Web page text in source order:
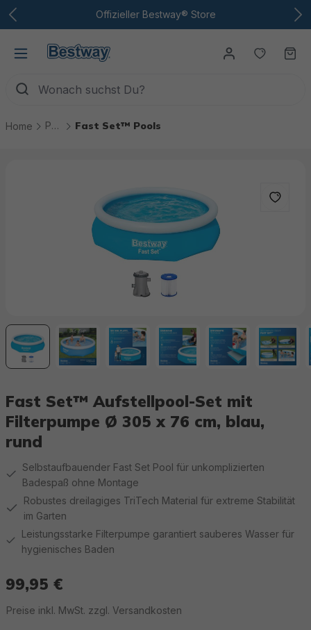
Zum Hauptinhalt Offizieller Bestway® Store
Du
Home Pools Fast Set™ Pools
Fast Set™ Aufstellpool-Set mit
Filterpumpe Ø 305 x 76 cm, blau,
rund
Selbstaufbauender Fast Set Pool für unkomplizierten
Badespaß ohne Montage
Robustes dreilagiges TriTech Material für extreme Stabilität
im Garten
Leistungsstarke Filterpumpe garantiert sauberes Wasser für
hygienisches Baden
99,95 €
Preise inkl. MwSt. zzgl. Versandkosten